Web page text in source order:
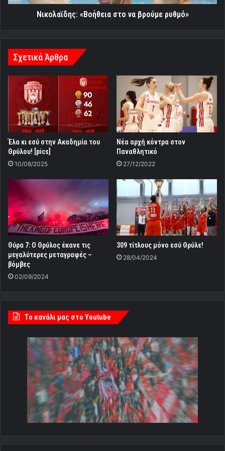
Νικολαϊδης: «Βοήθεια στο να βρούμε ρυθμό»
Σχετικά Άρθρα
Έλα κι εσύ στην Ακαδημία του
Θρύλου! [pics]
10/08/2025
Νέα αρχή κόντρα στον
Παναθλητικό
27/12/2022
Θύρα 7: Ο Θρύλος έκανε τις
μεγαλύτερες μεταγραφές –
βόμβες
02/09/2024
309 τίτλους μόνο εσύ Θρύλε!
28/04/2024
Tο κανάλι μας στο Youtube